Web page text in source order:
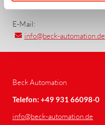
E-Mail:
info@beck-automation.de
Beck Automation
Telefon: +49 931 66098-0
info@beck-automation.de